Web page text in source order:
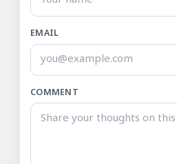
EMAIL
COMMENT